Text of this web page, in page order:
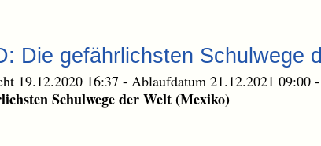
Die gefährlichsten Schulwege
19.12.2020 16:37 - Ablaufdatum 21.12.2021 09:00 -
Schulwege der Welt (Mexiko)